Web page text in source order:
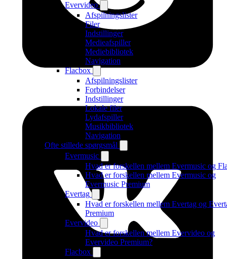
Evervideo
Afspilningslister
Filer
Indstillinger
Medieafspiller
Mediebibliotek
Navigation
Flacbox
Afspilningslister
Forbindelser
Indstillinger
Lokale filer
Lydafspiller
Musikbibliotek
Navigation
Ofte stillede spørgsmål
Evermusic
Hvad er forskellen mellem Evermusic og
Hvad er forskellen mellem Evermusic og
Evermusic Premium
Evertag
Hvad er forskellen mellem Evertag og
Premium
Evervideo
Hvad er forskellen mellem Evervideo og
Evervideo Premium?
Flacbox